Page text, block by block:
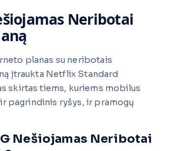
Neribotai
planas su neribotais
įtraukta Netflix Standard
skirtas tiems, kuriems mobilus
pagrindinis ryšys, ir pramogų
Nešiojamas Neribotai